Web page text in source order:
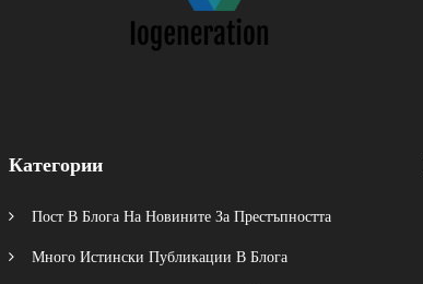
Категории
Пост В Блога На Новините За Престъпността
Много Истински Публикации В Блога